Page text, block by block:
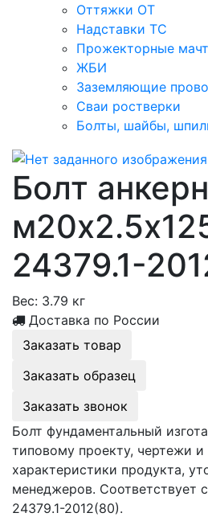
Оттяжки ОТ
Надставки ТС
Прожекторные
ЖБИ
Заземляющие
Сваи ростверки
Болты, шайбы,
Болт
24379.1-
Вес: 3.79 кг
Доставка по России
Заказать товар
Заказать образец
Заказать звонок
Болт фундаментальный
типовому проекту, чертежи и
характеристики продукта,
менеджеров. Соответствует
24379.1-2012(80).